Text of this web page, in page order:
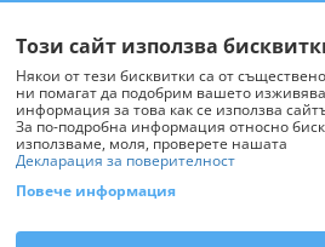
Този сайт използва
Някои от тези бисквитки са от
ни помагат да подобрим вашето
информация за това как се използва
За по-подробна информация относно
използваме, моля, проверете нашата
Декларация за поверителност
Повече информация